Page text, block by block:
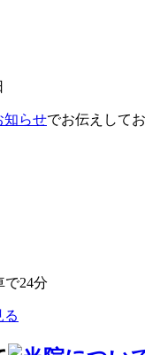
知らせでお伝えしてお
で24分